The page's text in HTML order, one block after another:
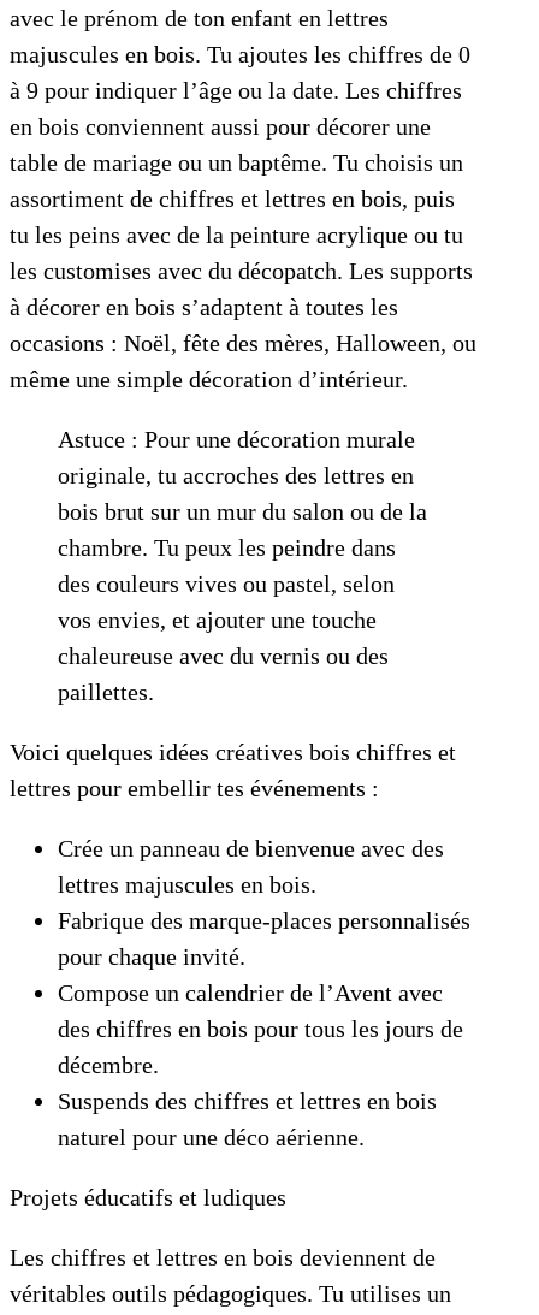
avec le prénom de ton enfant en lettres
majuscules en bois. Tu ajoutes les chiffres de 0
à 9 pour indiquer l’âge ou la date. Les chiffres
en bois conviennent aussi pour décorer une
table de mariage ou un baptême. Tu choisis un
assortiment de chiffres et lettres en bois, puis
tu les peins avec de la peinture acrylique ou tu
les customises avec du décopatch. Les supports
à décorer en bois s’adaptent à toutes les
occasions : Noël, fête des mères, Halloween, ou
même une simple décoration d’intérieur.
Astuce : Pour une décoration murale
originale, tu accroches des lettres en
bois brut sur un mur du salon ou de la
chambre. Tu peux les peindre dans
des couleurs vives ou pastel, selon
vos envies, et ajouter une touche
chaleureuse avec du vernis ou des
paillettes.
Voici quelques idées créatives bois chiffres et
lettres pour embellir tes événements :
Crée un panneau de bienvenue avec des
lettres majuscules en bois.
Fabrique des marque-places personnalisés
pour chaque invité.
Compose un calendrier de l’Avent avec
des chiffres en bois pour tous les jours de
décembre.
Suspends des chiffres et lettres en bois
naturel pour une déco aérienne.
Projets éducatifs et ludiques
Les chiffres et lettres en bois deviennent de
véritables outils pédagogiques. Tu utilises un